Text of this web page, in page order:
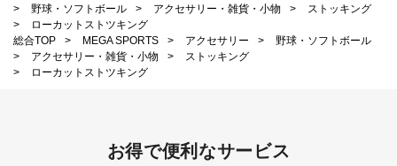
>
野球・ソフトボール > アクセサリー・雑貨・小物 >
ストッキング
>
ローカットストツキング
総合TOP
> MEGA SPORTS > アクセサリー >
野球・ソフトボール
>
アクセサリー・雑貨・小物 >
ストッキング
>
ローカットストツキング
お得で便利なサービス